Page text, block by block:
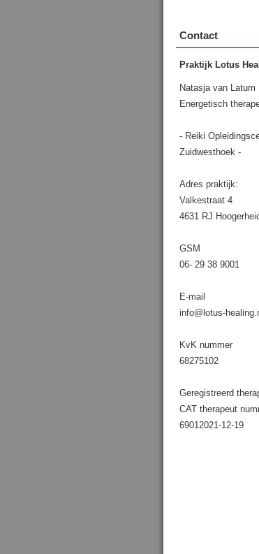
Contact
Praktijk Lotus
Natasja van Latum
Energetisch
- Reiki
Zuidwesthoek -
Adres praktijk:
Valkestraat 4
4631 RJ
GSM
06- 29 38 9001
E-mail
info@lotus-
KvK nummer
68275102
Geregistreerd
CAT therapeut
69012021-12-19